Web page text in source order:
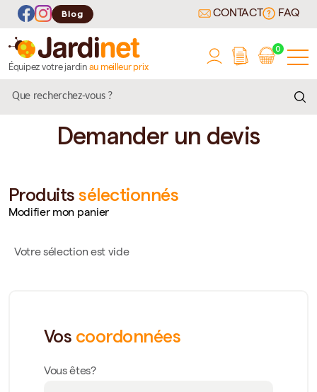
Blog CONTACT FAQ
Équipez votre jardin au meilleur prix
0
Demander un devis
Produitssélectionnés
Modifier mon panier
Votre sélection est vide
Vos coordonnées
Vous êtes?